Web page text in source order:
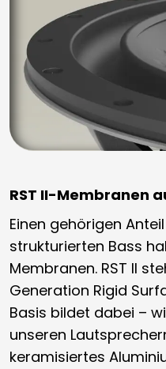
RST II-Membranen
Einen gehörigen
strukturierten Bass
Membranen. RST II
Generation Rigid
Basis bildet dabei –
unseren
keramisiertes